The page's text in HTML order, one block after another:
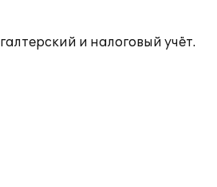
и налоговый учёт.